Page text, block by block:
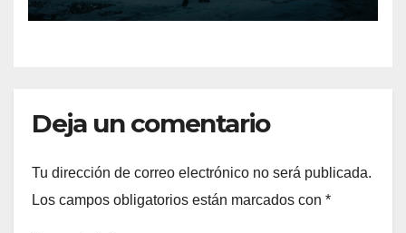
Deja un comentario
Tu dirección de correo electrónico no será publicada.
Los campos obligatorios están marcados con *